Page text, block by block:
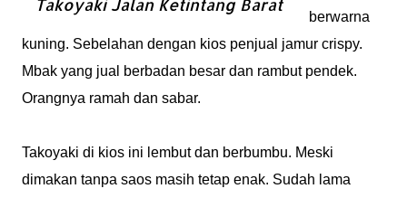
Takoyaki Jalan Ketintang Barat
berwarna
kuning. Sebelahan dengan kios penjual jamur crispy.
Mbak yang jual berbadan besar dan rambut pendek.
Orangnya ramah dan sabar.
Takoyaki di kios ini lembut dan berbumbu. Meski
dimakan tanpa saos masih tetap enak. Sudah lama